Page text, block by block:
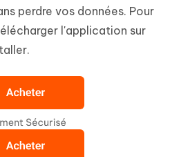
perdre vos données. Pour
l'application sur